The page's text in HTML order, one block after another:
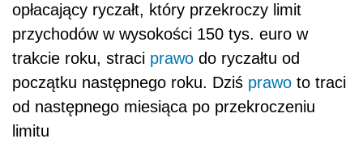
opłacający ryczałt, który przekroczy limit
przychodów w wysokości 150 tys. euro w
trakcie roku, straci prawo do ryczałtu od
początku następnego roku. Dziś prawo to traci
od następnego miesiąca po przekroczeniu
limitu